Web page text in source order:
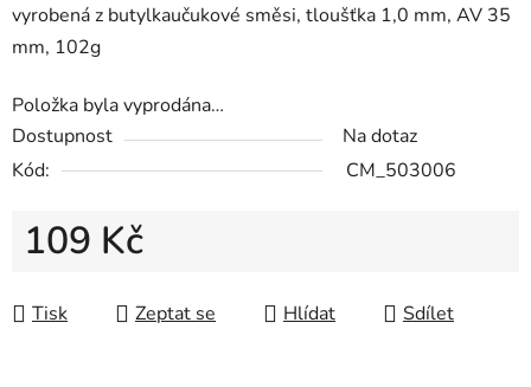
vyrobená z butylkaučukové směsi, tloušťka 1,0 mm, AV 35
mm, 102g
Položka byla vyprodána…
Dostupnost
Na dotaz
Kód:
CM_503006
109 Kč
Tisk
Zeptat se Hlídat Sdílet